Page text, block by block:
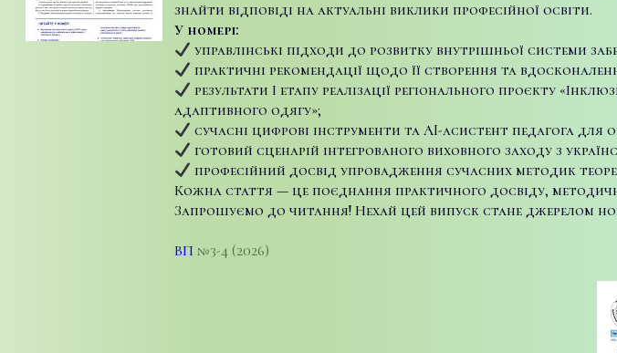
знайти відповіді на актуальні виклики професійної освіти.
У номері:
управлінські підходи до розвитку внутрішньої системи
практичні рекомендації щодо її створення та
результати І етапу реалізації регіонального проєкту
адаптивного одягу»;
сучасні цифрові інструменти та AI-асистент педагога для
готовий сценарій інтегрованого виховного заходу з
професійний досвід упровадження сучасних методик
Кожна стаття — це поєднання практичного досвіду,
Запрошуємо до читання! Нехай цей випуск стане джерелом
ВП №3-4 (2026)